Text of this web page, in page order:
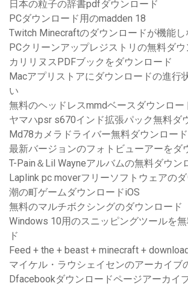
日本の粒子の辞書pdfダウンロード
PCダウンロード用のmadden 18
Twitch Minecraftのダウンロードが機能し
PCクリーンアップレジストリの無料ダウ
カリリヌスPDFブックをダウンロード
Macアプリストアにダウンロードの進行
い
無料のヘッドレスmmdベースダウンロー
ヤマハpsr s670インド拡張パック無料ダ
Md78カメラドライバー無料ダウンロード
最新バージョンのフォトビューアーをダ
T-Pain＆Lil Wayneアルバムの無料ダウン
Laplink pc moverフリーソフトウェアの
潮の町ゲームダウンロードiOS
無料のマルチボクシングのダウンロード
Windows 10用のスニッピングツールを
ド
Feed + the + beast + minecraft + download
マイケル・ラウシェイセンのアーカイブ
Dfacebookダウンロードページアーカイ